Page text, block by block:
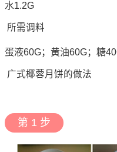
水1.2G
所需调料
蛋液60G；黄油60G；糖
广式椰蓉月饼的做法
第 1 步